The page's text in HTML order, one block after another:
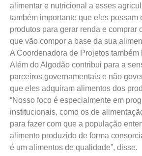
alimentar e nutricional a esses
também importante que eles possam
produtos para gerar renda e comprar
que vão compor a base da sua
A Coordenadora de Projetos também
Além do Algodão contribui para a
parceiros governamentais e não
que eles adquiram alimentos dos
“Nosso foco é especialmente em
institucionais, como os de
para fazer com que a população
alimento produzido de forma
é um alimentos de qualidade”, disse.